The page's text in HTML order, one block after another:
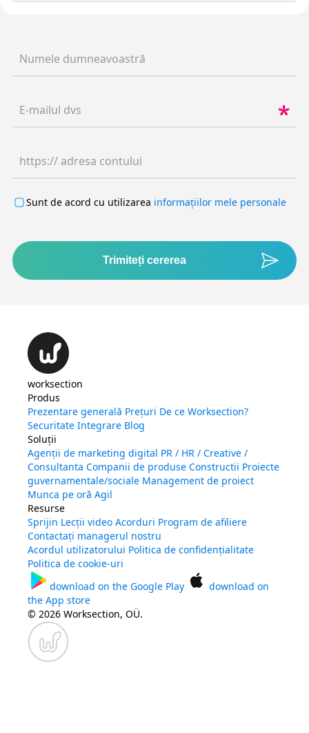
Numele dumneavoastră
E-mailul dvs
https:// adresa contului
Sunt de acord cu utilizarea informațiilor mele personale
Trimiteți cererea
worksection
Produs
Prezentare generală Prețuri De ce Worksection?
Securitate Integrare Blog
Soluții
Agenții de marketing digital PR / HR / Creative /
Consultanta Companii de produse Constructii Proiecte
guvernamentale/sociale Management de proiect
Munca pe oră Agil
Resurse
Sprijin Lecții video Acorduri Program de afiliere
Contactați managerul nostru
Acordul utilizatorului Politica de confidențialitate
Politica de cookie-uri
download on the Google Play
download on
the App store
© 2026 Worksection, OÜ.